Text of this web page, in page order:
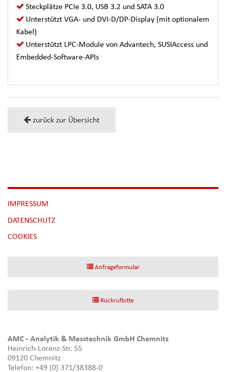
Steckplätze PCIe 3.0, USB 3.2 und SATA 3.0
Unterstützt VGA- und DVI-D/DP-Display (mit optionalem
Kabel)
Unterstützt LPC-Module von Advantech, SUSIAccess und
Embedded-Software-APIs
zurück zur Übersicht
NAVIGATION
ÜBERSPRINGEN
IMPRESSUM
DATENSCHUTZ
[NBSP]
COOKIES
Anfrageformular
Rückrufbitte
AMC - Analytik & Messtechnik GmbH Chemnitz
Heinrich-Lorenz-Str. 55
09120 Chemnitz
Telefon: +49 (0) 371/38388-0